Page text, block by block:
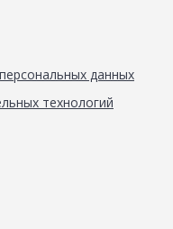
данных
технологий